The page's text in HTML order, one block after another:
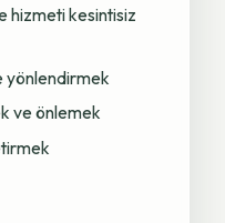
hizmeti kesintisiz
yönlendirmek
ve önlemek